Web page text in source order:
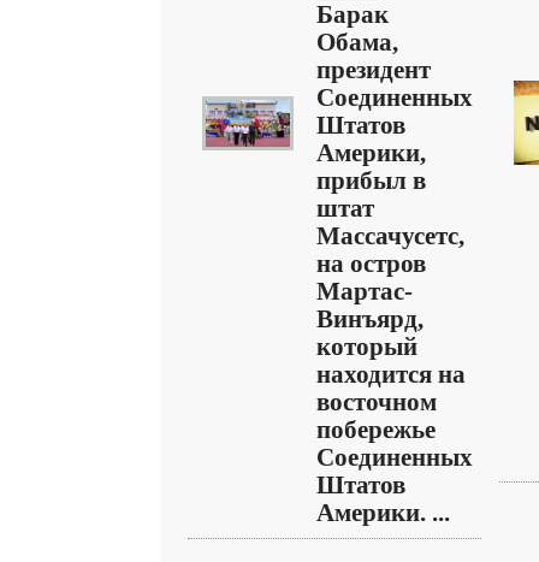
Барак
Обама,
президент
Соединенных
Штатов
Америки,
прибыл в
штат
Массачусетс,
на остров
Мартас-
Винъярд,
который
находится на
восточном
побережье
Соединенных
Штатов
Америки. ...